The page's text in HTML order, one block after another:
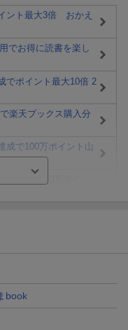
ント最大3倍 おかえ
でお得に読書を楽し
でポイント最大10倍 2
楽天ブックス購入分
成で100万ポイント山
300円OFFクーポン
切公演ペアチケット
book